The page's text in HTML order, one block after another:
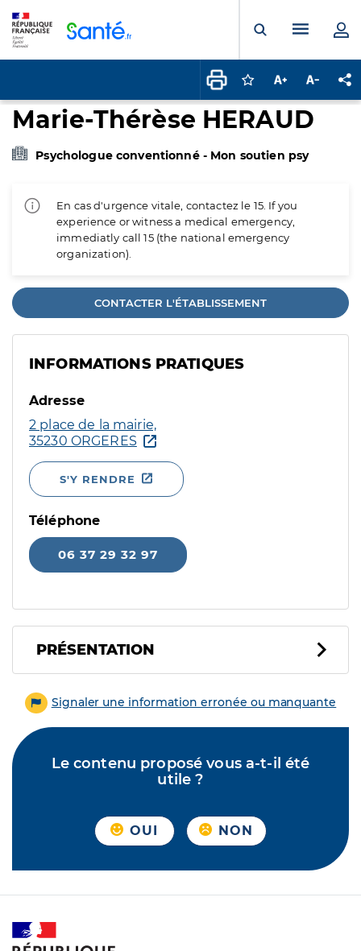
Ouvrir laMenu
Connectez-vous
Augmenter la
Marie-Thérèse HERAUD
Psychologue conventionné - Mon soutien psy
En cas d'urgence vitale, contactez le 15. If you
experience or witness a medical emergency,
immediatly call 15 (the national emergency
organization).
CONTACTER L'ÉTABLISSEMENT
INFORMATIONS PRATIQUES
Adresse
2 place de la mairie,
35230 ORGERES
S'Y RENDRE
Téléphone
06 37 29 32 97
PRÉSENTATION
Signaler une information erronée ou manquante
Le contenu proposé vous a-t-il été
utile ?
OUI NON